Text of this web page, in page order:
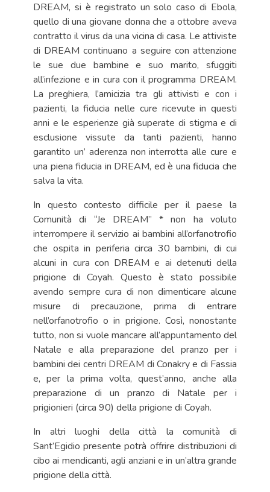
DREAM, si è registrato un solo caso di Ebola,
quello di una giovane donna che a ottobre aveva
contratto il virus da una vicina di casa. Le attiviste
di DREAM continuano a seguire con attenzione
le sue due bambine e suo marito, sfuggiti
all’infezione e in cura con il programma DREAM.
La preghiera, l’amicizia tra gli attivisti e con i
pazienti, la fiducia nelle cure ricevute in questi
anni e le esperienze già superate di stigma e di
esclusione vissute da tanti pazienti, hanno
garantito un’ aderenza non interrotta alle cure e
una piena fiducia in DREAM, ed è una fiducia che
salva la vita.
In questo contesto difficile per il paese la
Comunità di “Je DREAM” * non ha voluto
interrompere il servizio ai bambini all’orfanotrofio
che ospita in periferia circa 30 bambini, di cui
alcuni in cura con DREAM e ai detenuti della
prigione di Coyah. Questo è stato possibile
avendo sempre cura di non dimenticare alcune
misure di precauzione, prima di entrare
nell’orfanotrofio o in prigione. Così, nonostante
tutto, non si vuole mancare all’appuntamento del
Natale e alla preparazione del pranzo per i
bambini dei centri DREAM di Conakry e di Fassia
e, per la prima volta, quest’anno, anche alla
preparazione di un pranzo di Natale per i
prigionieri (circa 90) della prigione di Coyah.
In altri luoghi della città la comunità di
Sant’Egidio presente potrà offrire distribuzioni di
cibo ai mendicanti, agli anziani e in un’altra grande
prigione della città.